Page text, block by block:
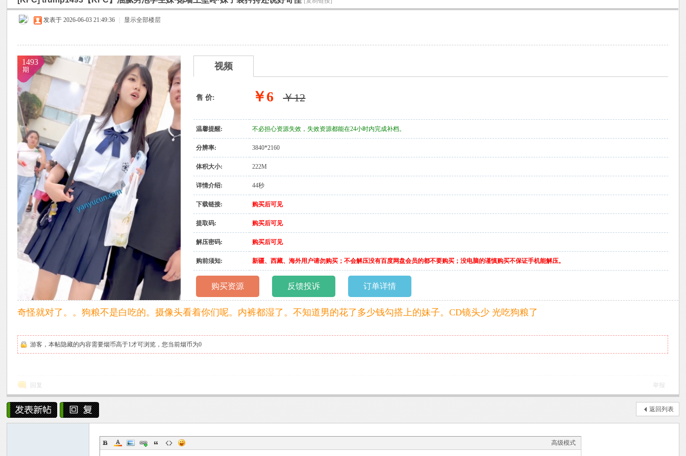
雨中邂逅美人笑，花颜如露醉心间。
纤腰映雨光瑞瑞，美人淡妆染花堆。
美人在雨中舞翩翩，如花洒泪映窗前。
创
» › › ›
发表于 2026-06-03 21:49:36 显示全部楼层
1493
期 视频
售 价: ￥6 ￥12
温馨提醒: 不必担心资源失效，失效资源都能在24小时内完成补档。
分辨率: 3840*2160
体积大小: 222M
详情介绍: 44秒
下载链接: 购买后可见
提取码: 购买后可见
解压密码: 购买后可见
购前须知: 新疆、西藏、海外用户请勿购买；不会解压没有百度网盘会员的都不要购买；没电脑的谨慎购买不保证手机能解压。
购买资源 反馈投诉 订单详情
奇怪就对了。。狗粮不是白吃的。摄像头看着你们呢。内裤都湿了。不知道男的花了多少钱勾搭上的妹子。CD镜头少 光吃狗粮了
游客，本帖隐藏的内容需要烟币高于1才可浏览，您当前烟币为0
回复 举报
返回列表
高级模式